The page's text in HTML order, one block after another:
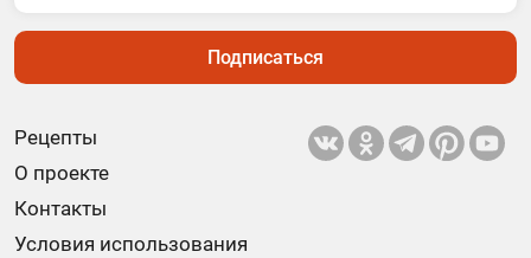
Рецепты
О проекте
Контакты
Условия использования
Подписаться